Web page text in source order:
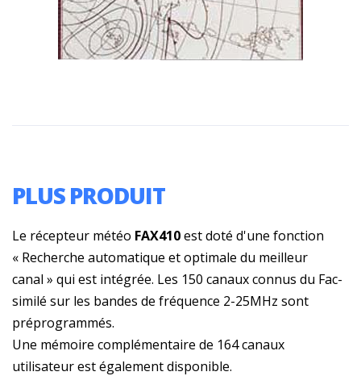
PLUS PRODUIT
Le récepteur météo FAX410est doté d'une fonction
« Recherche automatique et optimale du meilleur
canal » qui est intégrée. Les 150 canaux connus du Fac-
similé sur les bandes de fréquence 2-25MHz sont
préprogrammés.
Une mémoire complémentaire de 164 canaux
utilisateur est également disponible.